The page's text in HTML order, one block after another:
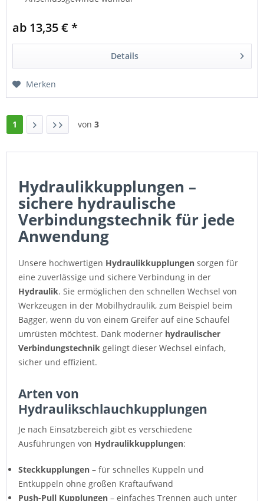
ab 13,35 € *
Details
Merken
1 von 3
Hydraulikkupplungen –
sichere hydraulische
Verbindungstechnik für jede
Anwendung
Unsere hochwertigen Hydraulikkupplungen sorgen für
eine zuverlässige und sichere Verbindung in der
Hydraulik. Sie ermöglichen den schnellen Wechsel von
Werkzeugen in der Mobilhydraulik, zum Beispiel beim
Bagger, wenn du von einem Greifer auf eine Schaufel
umrüsten möchtest. Dank moderner hydraulischer
Verbindungstechnik gelingt dieser Wechsel einfach,
sicher und effizient.
Arten von
Hydraulikschlauchkupplungen
Je nach Einsatzbereich gibt es verschiedene
Ausführungen von Hydraulikkupplungen:
Steckkupplungen – für schnelles Kuppeln und
Entkuppeln ohne großen Kraftaufwand
Push-Pull Kupplungen – einfaches Trennen auch unter